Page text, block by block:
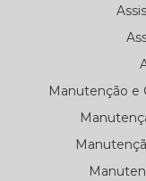
Manutenção e